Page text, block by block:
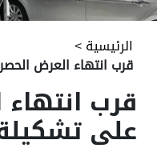
الرئيسية>
قرب انتهاء العرض
قرب
على